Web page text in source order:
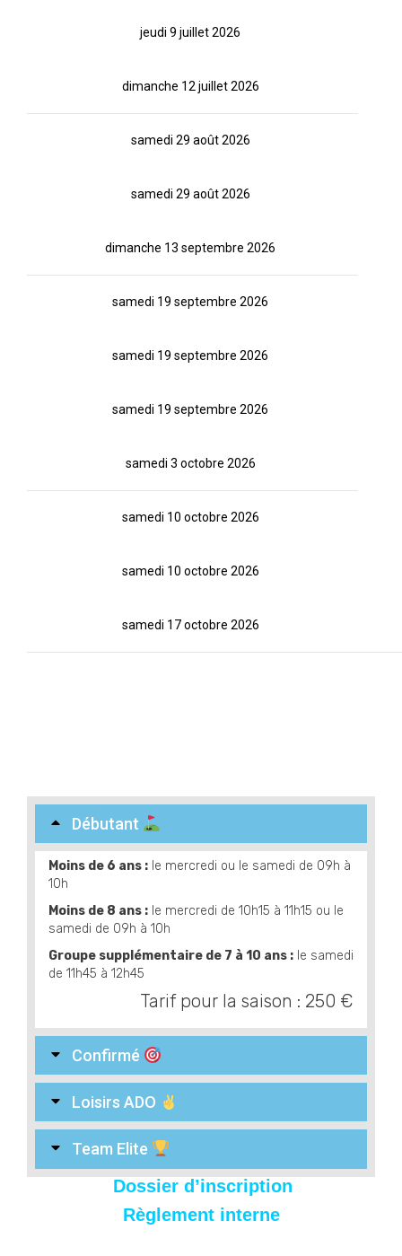
jeudi 9 juillet 2026
dimanche 12 juillet 2026
samedi 29 août 2026
samedi 29 août 2026
dimanche 13 septembre 2026
samedi 19 septembre 2026
samedi 19 septembre 2026
samedi 19 septembre 2026
samedi 3 octobre 2026
samedi 10 octobre 2026
samedi 10 octobre 2026
samedi 17 octobre 2026
Débutant
Moins de 6 ans : le mercredi ou le samedi de 09h à
10h
Moins de 8 ans : le mercredi de 10h15 à 11h15 ou le
samedi de 09h à 10h
Groupe supplémentaire de 7 à 10 ans : le samedi
de 11h45 à 12h45
Tarif pour la saison : 250 €
Confirmé
Loisirs ADO
Team Elite
Dossier d’inscription
Règlement interne